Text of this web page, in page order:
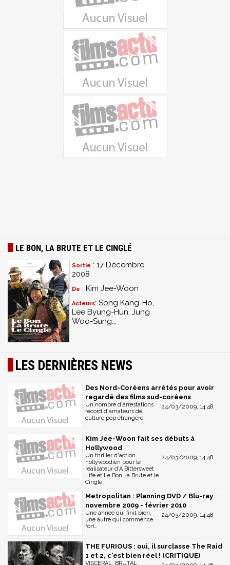
LE BON, LA BRUTE ET LE CINGLÉ
Sortie : 17 Décembre
2008
De : Kim Jee-Woon
Acteurs: Song Kang-Ho,
Lee Byung-Hun, Jung
Woo-Sung...
LES DERNIÈRES NEWS
Des Nord-Coréens arrêtés pour avoir
regardé des films sud-coréens
24/03/2009, 14:48
Un nombre d'arrestations
record d'amateurs de
culture pop étrangère
Kim Jee-Woon fait ses débuts à
Hollywood
24/03/2009, 14:48
Un thriller d'action
hollywoodien pour le
réalisateur d'A Bittersweet
Life et Le Bon, la Brute et le
Cinglé
Metropolitan : Planning DVD / Blu-ray
novembre 2009 - février 2010
24/03/2009, 14:48
Une année qui finit bien,
une autre qui commence
fort…
THE FURIOUS : oui, il surclasse The Raid
1 et 2, c'est bien réel ! (CRITIQUE)
VISCERAL, BRUTAL,